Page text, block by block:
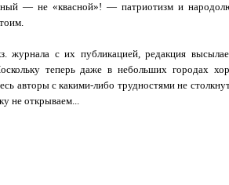
— не «квасной»! — патриотизм и
с их публикацией, редакция
теперь даже в небольших городах
авторы с какими-либо трудностями не
не открываем...